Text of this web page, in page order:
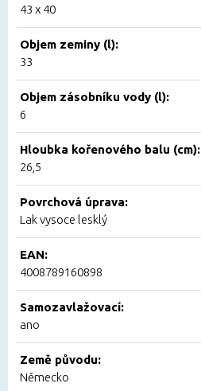
43 x 40
Objem zeminy (l):
33
Objem zásobníku vody (l):
6
Hloubka kořenového balu (cm):
26,5
Povrchová úprava:
Lak vysoce lesklý
EAN:
4008789160898
Samozavlažovací:
ano
Země původu:
Německo